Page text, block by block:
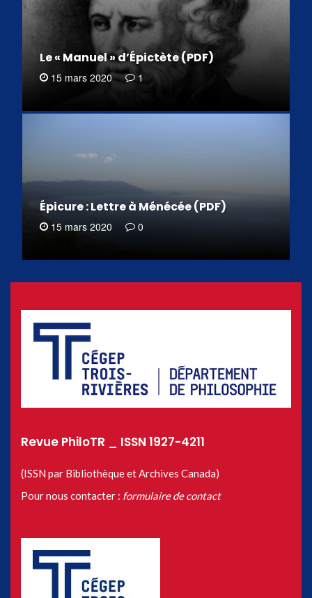
Le « Manuel » d’Épictète (PDF)
15 mars 2020 1
Épicure : Lettre à Ménécée (PDF)
15 mars 2020 0
Revue PhiloTR _ ISSN 1927-4211
(ISSN par Bibliothèque et Archives Canada)
Pour nous contacter : formulaire de contact